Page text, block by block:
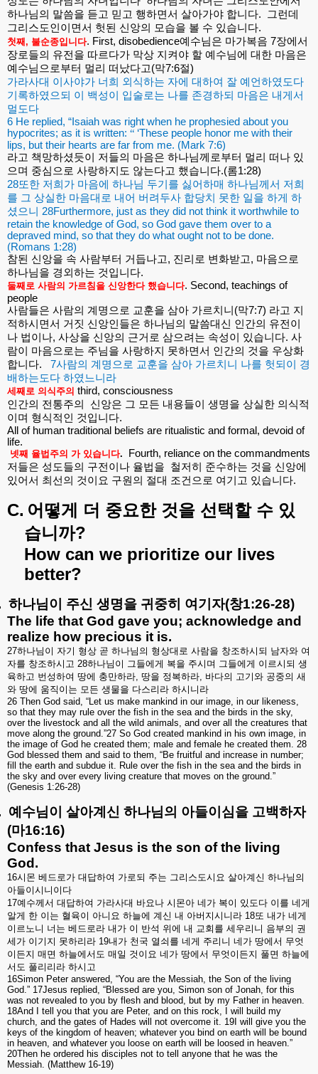
하나님의 말씀을 듣고 믿고 행하면서 살아가야 합니다.
그런데
그리스도인이면서 헛된 신앙의 모습을 볼 수 있습니다.
첫째, 불순종입니다. First, disobedience예수님은 마가복음 7장에서
장로들의 유전을 따르다가 막상 지켜야 할 예수님에 대한 마음은
예수님으로부터 멀리 떠났다고(막7:6절)
가라사대 이사야가 너희 외식하는 자에 대하여 잘 예언하였도다
기록하였으되 이 백성이 입술로는 나를 존경하되 마음은 내게서
멀도다
6 He replied, “Isaiah was right when he prophesied about you
hypocrites; as it is written: “ ‘These people honor me with their
lips, but their hearts are far from me. (Mark 7:6)
라고 책망하셨듯이 저들의 마음은 하나님께로부터 멀리 떠나 있
으며 중심으로 사랑하지도 않는다고 했습니다.(롬1:28)
28또한 저희가 마음에 하나님 두기를 싫어하매 하나님께서 저희
를 그 상실한 마음대로 내어 버려두사 합당치 못한 일을 하게 하
셨으니
28Furthermore, just as they did not think it worthwhile to
retain the knowledge of God, so God gave them over to a
depraved mind, so that they do what ought not to be done.
(Romans 1:28)
참된 신앙을 속 사람부터 거듭나고, 진리로 변화받고, 마음으로
하나님을 경외하는 것입니다.
둘째로 사람의 가르침을 신앙한다 했습니다. Second, teachings of
people
사람들은 사람의 계명으로 교훈을 삼아 가르치니 (막7:7) 라고 지
적하시면서 거짓 신앙인들은 하나님의 말씀대신 인간의 유전이
나 법이나, 사상을 신앙의 근거로 삼으려는 속성이 있습니다. 사
람이
마음으로는 주님을 사랑하지 못하면서 인간의 것을 우상화
합니다. 7사람의 계명으로 교훈을 삼아 가르치니 나를 헛되이
경
배하는도다 하였느니라
세째로 의식주의 third, consciousness
인간의 전통주의 신앙은 그 모든 내용들이 생명을 상실한 의식적
이며 형식적인 것입니다.
All of human traditional beliefs are ritualistic and formal, devoid of
life.
넷째 율법주의 가 있습니다.
Fourth, reliance on the commandments
저들은 성도들의 구전이나 율법을 철저히 준수하는 것을 신앙에
있어서 최선의 것이요 구원의 절대 조건으로 여기고 있습니다.
C. 어떻게 더 중요한 것을 선택할 수 있
습니까?
How can we prioritize our lives
better?
하나님이 주신 생명을 귀중히 여기자(창1:26-28)
The life that God gave you; acknowledge and
realize how precious it is.
27하나님이 자기 형상 곧 하나님의 형상대로 사람을 창조하시되 남자와 여
자를 창조하시고 28하나님이 그들에게 복을 주시며 그들에게 이르시되 생
육하고 번성하여 땅에 충만하라, 땅을 정복하라, 바다의 고기와 공중의 새
와 땅에 움직이는 모든 생물을 다스리라 하시니라
26 Then God said, “Let us make mankind in our image, in our likeness,
so that they may rule over the fish in the sea and the birds in the sky,
over the livestock and all the wild animals, and over all the creatures that
move along the ground.”27 So God created mankind in his own image, in
the image of God he created them; male and female he created them. 28
God blessed them and said to them, “Be fruitful and increase in number;
fill the earth and subdue it. Rule over the fish in the sea and the birds in
the sky and over every living creature that moves on the ground.”
(Genesis 1:26-28)
예수님이 살아계신 하나님의 아들이심을 고백하자
(마16:16)
Confess that Jesus is the son of the living
God.
16시몬 베드로가 대답하여 가로되 주는 그리스도시요 살아계신 하나님의
아들이시니이다
17예수께서 대답하여 가라사대 바요나 시몬아 네가 복이 있도다 이를 네게
알게 한 이는 혈육이 아니요 하늘에 계신 내 아버지시니라 18또 내가 네게
이르노니 너는 베드로라 내가 이 반석 위에 내 교회를 세우리니 음부의 권
세가 이기지 못하리라 19내가 천국 열쇠를 네게 주리니 네가 땅에서 무엇
이든지 매면 하늘에서도 매일 것이요 네가 땅에서 무엇이든지 풀면 하늘에
서도 풀리리라 하시고
16Simon Peter answered, “You are the Messiah, the Son of the living
God.” 17Jesus replied, “Blessed are you, Simon son of Jonah, for this
was not revealed to you by flesh and blood, but by my Father in heaven.
18And I tell you that you are Peter, and on this rock, I will build my
church, and the gates of Hades will not overcome it. 19I will give you the
keys of the kingdom of heaven; whatever you bind on earth will be bound
in heaven, and whatever you loose on earth will be loosed in heaven.”
20Then he ordered his disciples not to tell anyone that he was the
Messiah. (Matthew 16-19)